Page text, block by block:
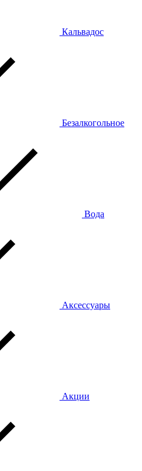
Кальвадос
Безалкогольное
Вода
Аксессуары
Акции